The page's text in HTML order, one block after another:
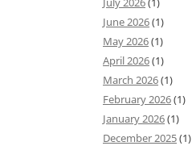
June 2026(1)
May 2026(1)
April 2026(1)
March 2026(1)
February 2026(1)
January 2026(1)
December 2025(1)